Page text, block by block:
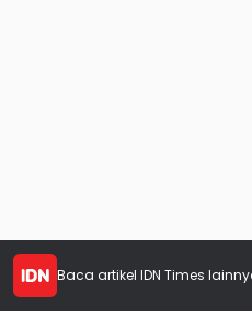
Baca artikel IDN Times